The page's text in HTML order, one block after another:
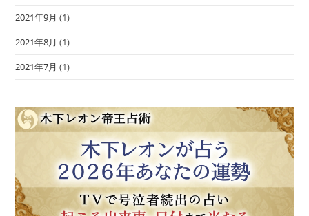
2021年9月 (1)
2021年8月 (1)
2021年7月 (1)